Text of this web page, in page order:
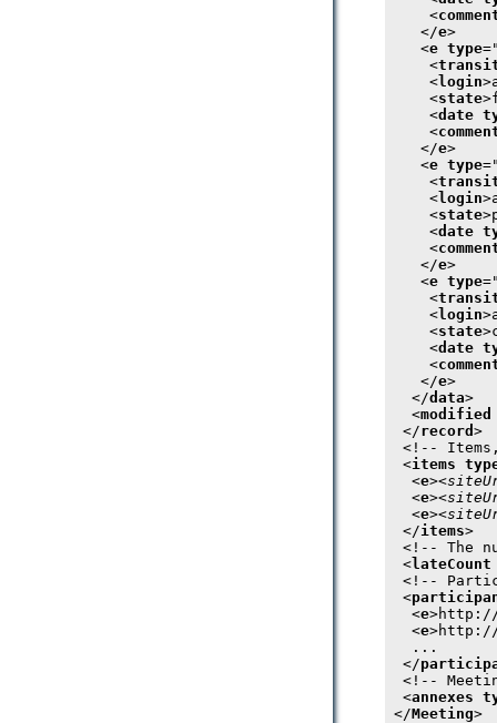
    <
   </
e>
   <
e type
    <
    <
login
    <
state
    <
date
    <
   </
e>
   <
e type
    <
    <
login
    <
state
    <
date
    <
   </
e>
   <
e type
    <
    <
login
    <
state
    <
date
    <
   </
e>
  </
data>
  <
modified
</record >
<!--
<items
  <
e><site
  <
e><site
  <
e><site
</items>
<!-- The
<lateCount
<!--
<
  <
e>http://
  <
e>http://
  ...
</
<!--
<annexes
</Meeting>